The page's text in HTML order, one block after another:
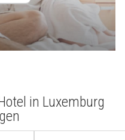
in Luxemburg